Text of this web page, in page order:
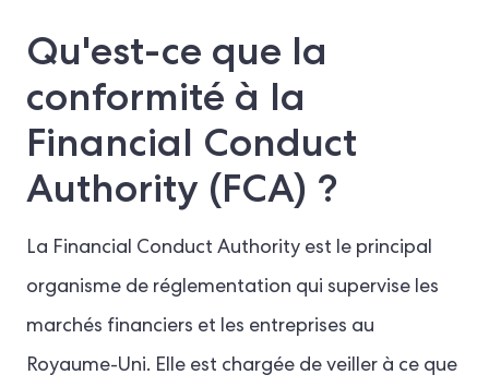
Qu'est-ce que la
conformité à la
Financial Conduct
Authority (FCA) ?
La Financial Conduct Authority est le principal
organisme de réglementation qui supervise les
marchés financiers et les entreprises au
Royaume-Uni. Elle est chargée de veiller à ce que